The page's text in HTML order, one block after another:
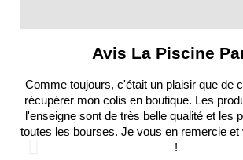
Avis La Piscine
Comme toujours, c'était un plaisir que de
récupérer mon colis en boutique. Les
l'enseigne sont de très belle qualité et les
toutes les bourses. Je vous en remercie et
!